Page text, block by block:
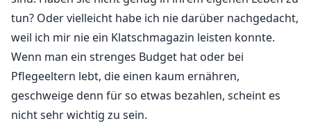
tun? Oder vielleicht habe ich nie darüber nachgedacht,
weil ich mir nie ein Klatschmagazin leisten konnte.
Wenn man ein strenges Budget hat oder bei
Pflegeeltern lebt, die einen kaum ernähren,
geschweige denn für so etwas bezahlen, scheint es
nicht sehr wichtig zu sein.